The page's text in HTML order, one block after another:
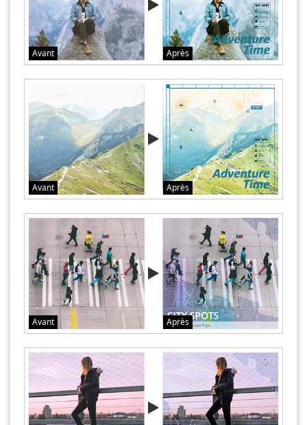
Avant Après
Avant Après
Avant Après